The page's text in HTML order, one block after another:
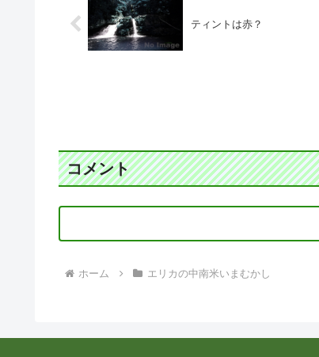
ティントは赤？
コメント
ホーム エリカの中南米いまむかし